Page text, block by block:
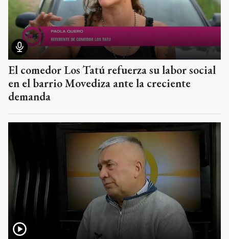
El comedor Los Tatú refuerza su labor social
en el barrio Movediza ante la creciente
demanda